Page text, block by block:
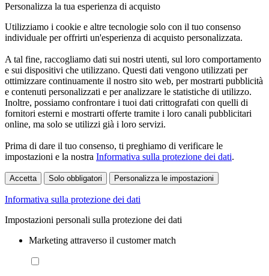
Personalizza la tua esperienza di acquisto
Utilizziamo i cookie e altre tecnologie solo con il tuo consenso
individuale per offrirti un'esperienza di acquisto personalizzata.
A tal fine, raccogliamo dati sui nostri utenti, sul loro comportamento
e sui dispositivi che utilizzano. Questi dati vengono utilizzati per
ottimizzare continuamente il nostro sito web, per mostrarti pubblicità
e contenuti personalizzati e per analizzare le statistiche di utilizzo.
Inoltre, possiamo confrontare i tuoi dati crittografati con quelli di
fornitori esterni e mostrarti offerte tramite i loro canali pubblicitari
online, ma solo se utilizzi già i loro servizi.
Prima di dare il tuo consenso, ti preghiamo di verificare le
impostazioni e la nostra Informativa sulla protezione dei dati.
Accetta Solo obbligatori Personalizza le impostazioni
Informativa sulla protezione dei dati
Impostazioni personali sulla protezione dei dati
Marketing attraverso il customer match